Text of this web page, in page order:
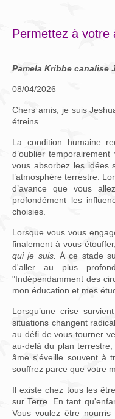
Permettez à votre
Pamela Kribbe canalise
08/04/2026
Chers amis, je suis
étreins.
La condition humaine
d’oublier
vous absorbez les idées
l’atmosphère terrestre.
d’avance que vous
profondément les
choisies.
Lorsque vous vous
finalement à vous
qui je suis.
À ce stade
d'aller au plus
"Indépendamment des
mon éducation et mes
Lorsqu’une crise
situations changent
au défi de vous tourner
au-delà du plan
âme s'éveille souvent à
souffrez parce que votre
Il existe chez tous les
sur Terre. En tant
Vous voulez être